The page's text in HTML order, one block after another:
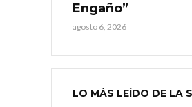
Engaño”
agosto 6, 2026
LO MÁS LEÍDO DE LA